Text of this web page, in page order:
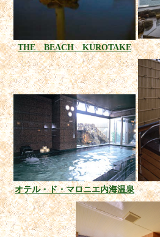
THE BEACH KUROTAKE
オテル・ド・マロニエ内海温泉